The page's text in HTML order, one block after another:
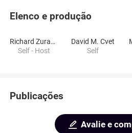
Elenco e produção
Richard Zurawski
Self - Host
David M. Cvet
Self
Publicações
Avalie e